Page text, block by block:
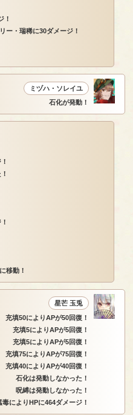
！
ー・瑞稀に30ダメージ！
ミヅハ・ソレイユ
石化が発動！
移動！
星芒 玉兎
充填50によりAPが50回復！
充填5によりAPが5回復！
充填5によりAPが5回復！
充填75によりAPが75回復！
充填40によりAPが40回復！
石化は発動しなかった！
呪縛は発動しなかった！
毒によりHPに464ダメージ！